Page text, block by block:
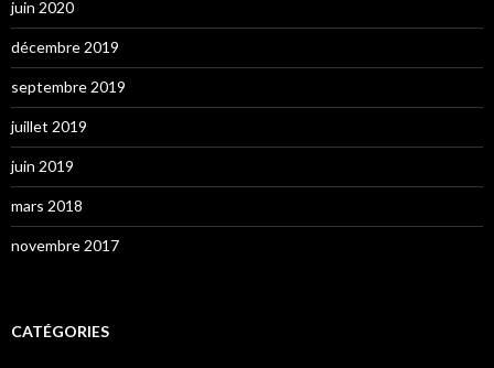
juin 2020
décembre 2019
septembre 2019
juillet 2019
juin 2019
mars 2018
novembre 2017
CATÉGORIES